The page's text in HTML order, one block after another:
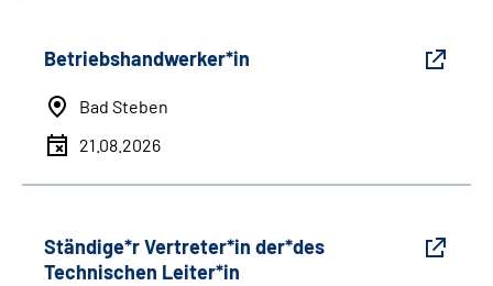
Betriebshandwerker*in
Bad Steben
21.08.2026
Ständige*r Vertreter*in der*des
Technischen Leiter*in